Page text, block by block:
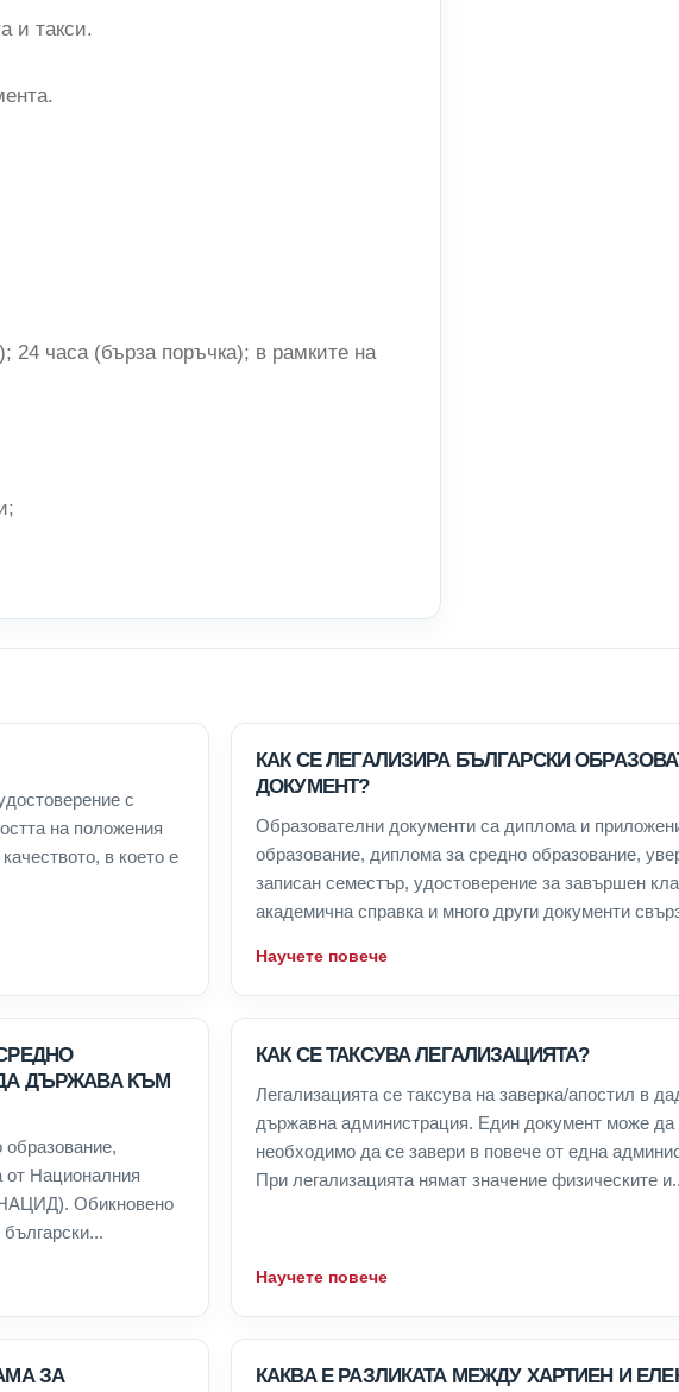
и такси.
24 часа (бърза поръчка); в рамките на
с
на положения
в което е
КАК СЕ ЛЕГАЛИЗИРА БЪЛГАРСКИ
ДОКУМЕНТ?
Образователни документи са диплома и
образование, диплома за средно образование,
записан семестър, удостоверение за завършен
академична справка и много други документи
Научете повече
ДЪРЖАВА КЪМ
образование,
Националния
Обикновено
КАК СЕ ТАКСУВА ЛЕГАЛИЗАЦИЯТА?
Легализацията се таксува на заверка/апостил в
държавна администрация. Един документ може
необходимо да се завери в повече от една
При легализацията нямат значение физическите
Научете повече
ЗА
КАКВА Е РАЗЛИКАТА МЕЖДУ ХАРТИЕН И